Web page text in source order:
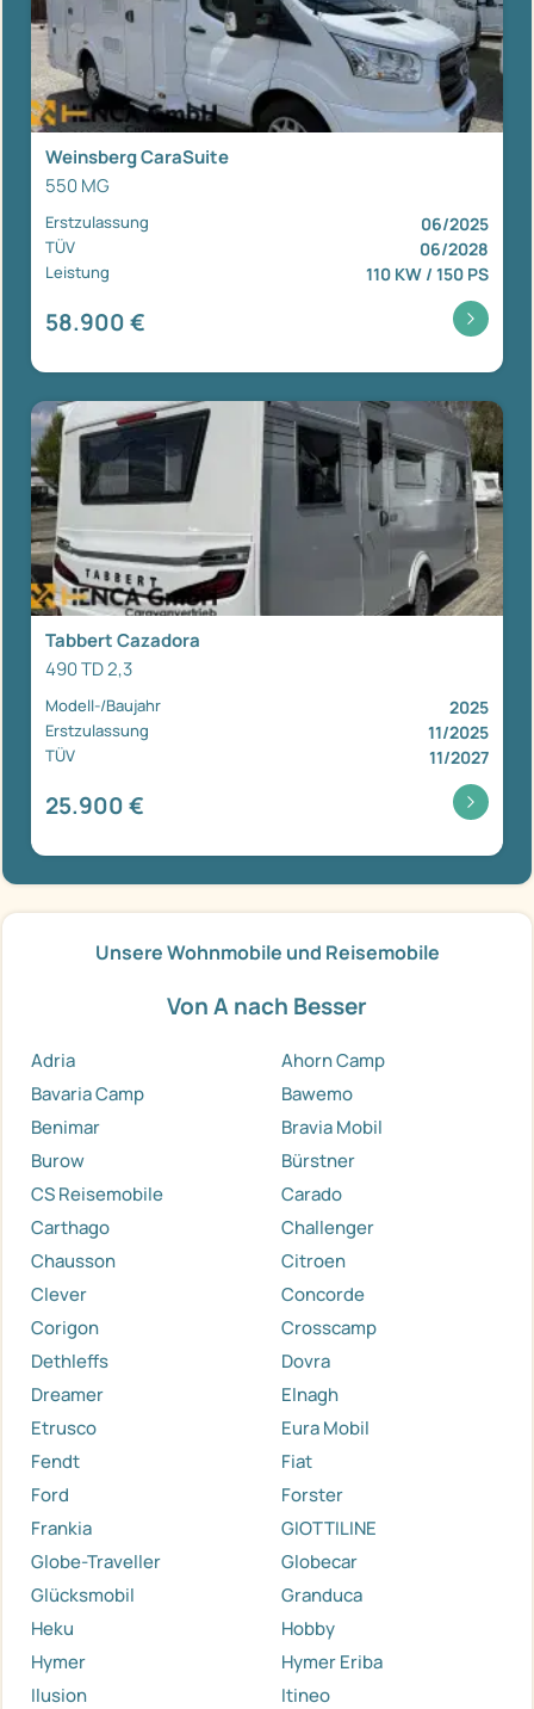
Weinsberg CaraSuite
550 MG
Erstzulassung 06/2025
TÜV 06/2028
Leistung 110 KW / 150 PS
58.900 €
Tabbert Cazadora
490 TD 2,3
Modell-/Baujahr 2025
Erstzulassung 11/2025
TÜV 11/2027
25.900 €
Unsere Wohnmobile und Reisemobile
Von A nach Besser
Adria
Ahorn Camp
Bavaria Camp
Bawemo
Benimar
Bravia Mobil
Burow
Bürstner
CS Reisemobile
Carado
Carthago
Challenger
Chausson
Citroen
Clever
Concorde
Corigon
Crosscamp
Dethleffs
Dovra
Dreamer
Elnagh
Etrusco
Eura Mobil
Fendt
Fiat
Ford
Forster
Frankia
GIOTTILINE
Globe-Traveller
Globecar
Glücksmobil
Granduca
Heku
Hobby
Hymer
Hymer Eriba
Ilusion
Itineo